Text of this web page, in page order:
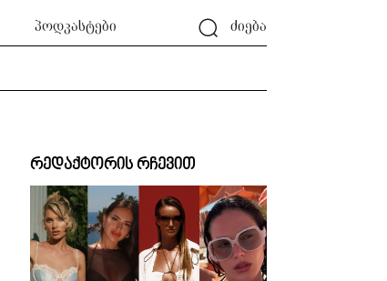
პოდკასტები ძიება
რედაქტორის რჩევით